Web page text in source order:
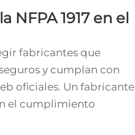
1917 en el
fabricantes que
y cumplan con
oficiales. Un fabricante
el cumplimiento